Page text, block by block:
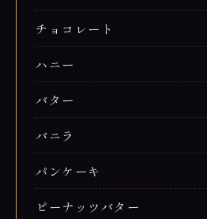
チョコレート
ハニー
バター
バニラ
パンケーキ
ピーナッツバター